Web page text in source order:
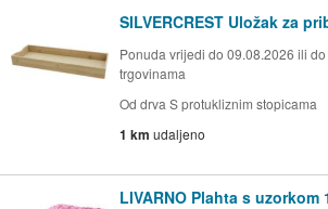
SILVERCREST Uložak za
Ponuda vrijedi do 09.08.2026 ili
trgovinama
Od drva S protukliznim stopicama
1 km udaljeno
LIVARNO Plahta s uzorkom